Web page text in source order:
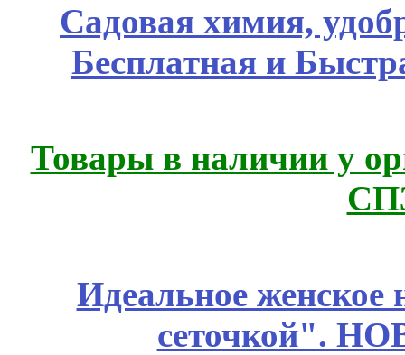
Садовая химия,
Бесплатная и
Товары в наличии у
Идеальное женское
сеточкой".